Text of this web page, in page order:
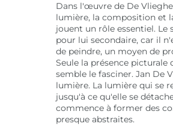
Dans l'œuvre de De
lumière, la composition et
jouent un rôle essentiel. Le
pour lui secondaire, car il
de peindre, un moyen de
Seule la présence picturale
semble le fasciner. Jan De
lumière. La lumière qui se
jusqu'à ce qu'elle se
commence à former des
presque abstraites.